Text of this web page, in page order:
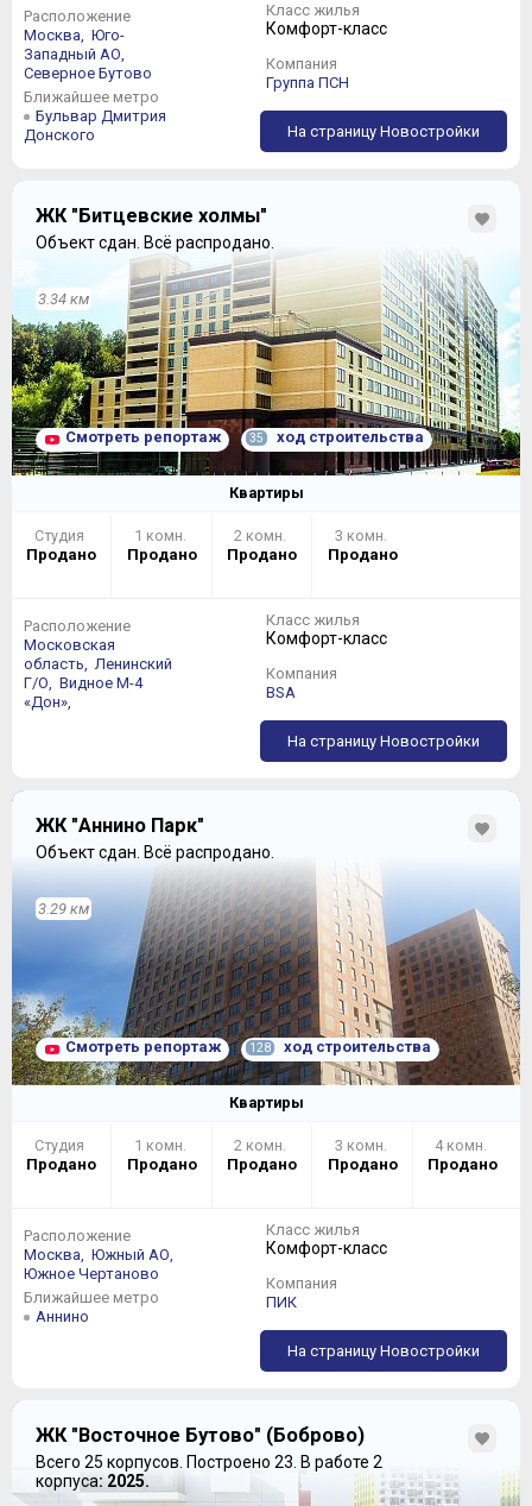
Расположение
Москва, Юго-
Западный АО,
Северное Бутово
Ближайшее метро
Бульвар Дмитрия
Донского
Класс жилья
Комфорт-класс
Компания
Группа ПСН
На страницу Новостройки
ЖК "Битцевские холмы"
Объект сдан. Всё распродано.
3.34 км
Смотреть репортаж 35 ход строительства
Квартиры
Студия
Продано
1 комн.
Продано
2 комн.
Продано
3 комн.
Продано
Расположение
Московская
область, Ленинский
Г/О, Видное М-4
«Дон»,
Класс жилья
Комфорт-класс
Компания
BSA
На страницу Новостройки
ЖК "Аннино Парк"
Объект сдан. Всё распродано.
3.29 км
Смотреть репортаж 128 ход строительства
Квартиры
Студия
Продано
1 комн.
Продано
2 комн.
Продано
3 комн.
Продано
4 комн.
Продано
Расположение
Москва, Южный АО,
Южное Чертаново
Ближайшее метро
Аннино
Класс жилья
Комфорт-класс
Компания
ПИК
На страницу Новостройки
ЖК "Восточное Бутово" (Боброво)
Всего 25 корпусов. Построено 23. В работе 2
корпуса: 2025.